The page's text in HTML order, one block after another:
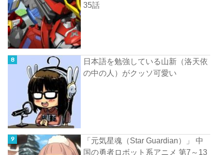
35話
日本語を勉強している山新（洛天依
の中の人）がクッソ可愛い
「元気星魂（Star Guardian）」 中
国の勇者ロボット系アニメ 第7～13